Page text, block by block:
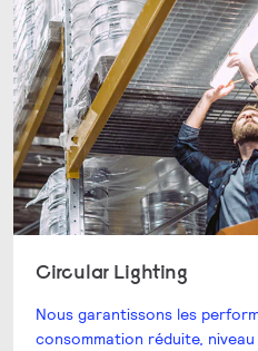
Circular Lighting
Nous garantissons les
consommation réduite,